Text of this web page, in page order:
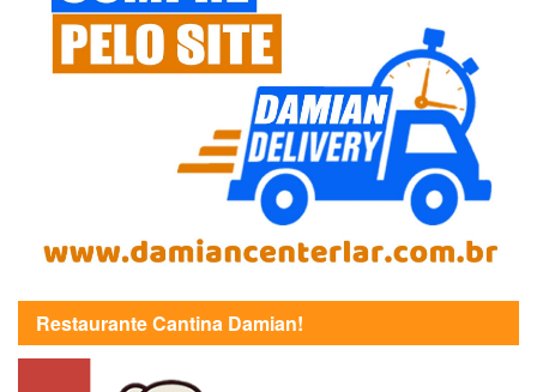
Restaurante Cantina Damian!